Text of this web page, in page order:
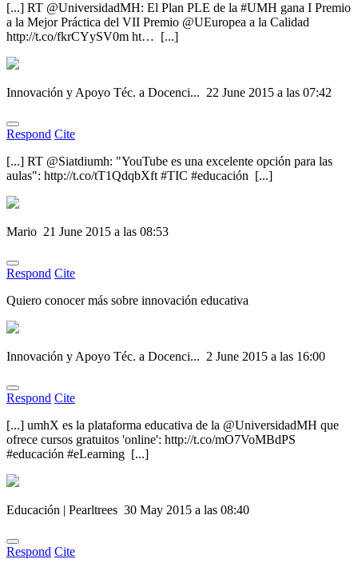
[...] RT @UniversidadMH: El Plan PLE de la #UMH gana I Premio
a la Mejor Práctica del VII Premio @UEuropea a la Calidad
http://t.co/fkrCYySV0m ht… [...]
Innovación y Apoyo Téc. a Docenci... 22 June 2015 a las 07:42
Respond Cite
[...] RT @Siatdiumh: "YouTube es una excelente opción para las
aulas": http://t.co/tT1QdqbXft #TIC #educación [...]
Mario 21 June 2015 a las 08:53
Respond Cite
Quiero conocer más sobre innovación educativa
Innovación y Apoyo Téc. a Docenci... 2 June 2015 a las 16:00
Respond Cite
[...] umhX es la plataforma educativa de la @UniversidadMH que
ofrece cursos gratuitos 'online': http://t.co/mO7VoMBdPS
#educación #eLearning [...]
Educación | Pearltrees 30 May 2015 a las 08:40
Respond Cite